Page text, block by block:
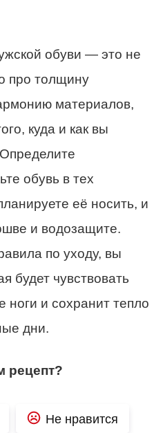
обуви — это не
про толщину
материалов,
куда и как вы
обувь в тех
её носить, и
и водозащите.
по уходу, вы
будет чувствовать
ноги и сохранит тепло
дни.
рецепт?
Не нравится